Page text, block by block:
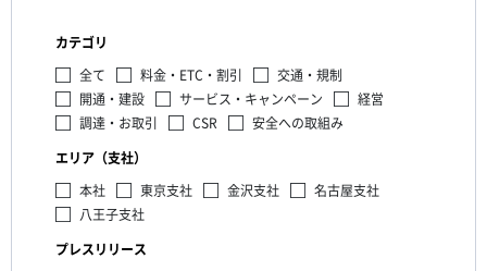
カテゴリ
全て
料金・ETC・割引
交通・規制
開通・建設
サービス・キャンペーン
経営
調達・お取引
CSR
安全への取組み
エリア（支社）
本社
東京支社 金沢支社
名古屋支社
八王子支社
プレスリリース